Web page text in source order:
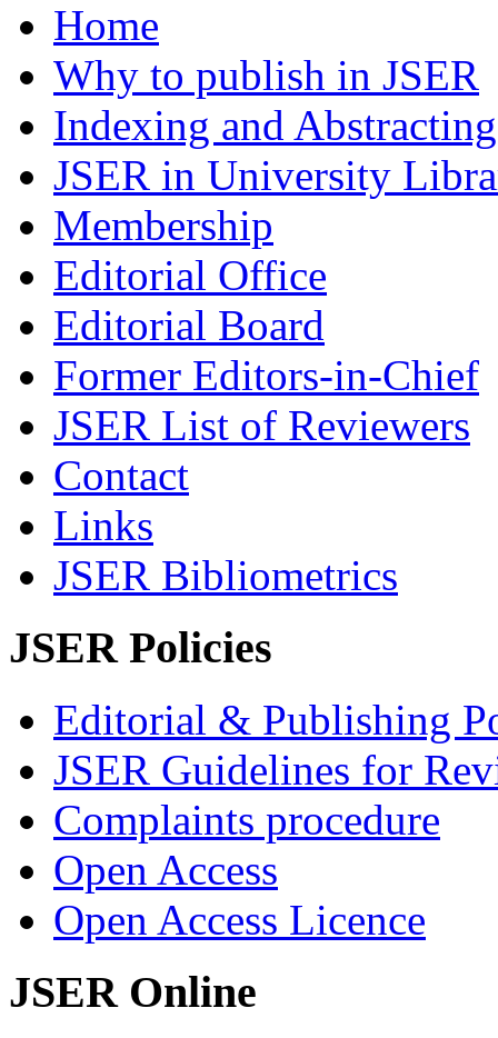
Home
Why to publish in JSER
Indexing and Abstracting
JSER in University
Membership
Editorial Office
Editorial Board
Former Editors-in-Chief
JSER List of Reviewers
Contact
Links
JSER Bibliometrics
JSER Policies
Editorial & Publishing
JSER Guidelines for
Complaints procedure
Open Access
Open Access Licence
JSER Online